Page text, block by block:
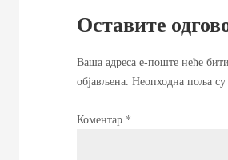
Оставите
Ваша адреса е-поште неће бити
објављена. Неопходна поља су
Коментар *